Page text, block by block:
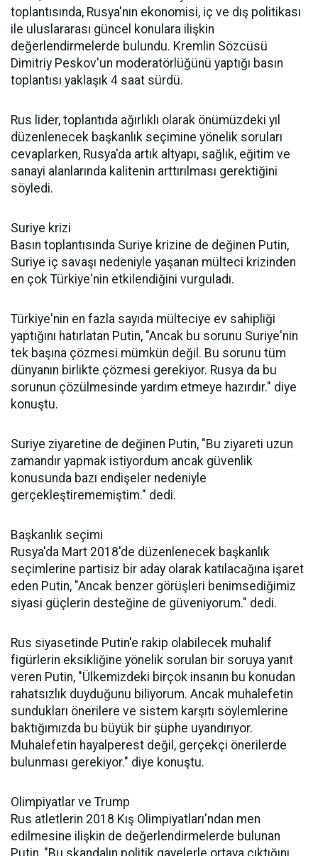
toplantısında, Rusya'nın ekonomisi, iç ve dış politikası
ile uluslararası güncel konulara ilişkin
değerlendirmelerde bulundu. Kremlin Sözcüsü
Dimitriy Peskov'un moderatörlüğünü yaptığı basın
toplantısı yaklaşık 4 saat sürdü.
Rus lider, toplantıda ağırlıklı olarak önümüzdeki yıl
düzenlenecek başkanlık seçimine yönelik soruları
cevaplarken, Rusya'da artık altyapı, sağlık, eğitim ve
sanayi alanlarında kalitenin arttırılması gerektiğini
söyledi.
Suriye krizi
Basın toplantısında Suriye krizine de değinen Putin,
Suriye iç savaşı nedeniyle yaşanan mülteci krizinden
en çok Türkiye'nin etkilendiğini vurguladı.
Türkiye'nin en fazla sayıda mülteciye ev sahipliği
yaptığını hatırlatan Putin, "Ancak bu sorunu Suriye'nin
tek başına çözmesi mümkün değil. Bu sorunu tüm
dünyanın birlikte çözmesi gerekiyor. Rusya da bu
sorunun çözülmesinde yardım etmeye hazırdır." diye
konuştu.
Suriye ziyaretine de değinen Putin, "Bu ziyareti uzun
zamandır yapmak istiyordum ancak güvenlik
konusunda bazı endişeler nedeniyle
gerçekleştirememiştim." dedi.
Başkanlık seçimi
Rusya'da Mart 2018'de düzenlenecek başkanlık
seçimlerine partisiz bir aday olarak katılacağına işaret
eden Putin, "Ancak benzer görüşleri benimsediğimiz
siyasi güçlerin desteğine de güveniyorum." dedi.
Rus siyasetinde Putin'e rakip olabilecek muhalif
figürlerin eksikliğine yönelik sorulan bir soruya yanıt
veren Putin, "Ülkemizdeki birçok insanın bu konudan
rahatsızlık duyduğunu biliyorum. Ancak muhalefetin
sundukları önerilere ve sistem karşıtı söylemlerine
baktığımızda bu büyük bir şüphe uyandırıyor.
Muhalefetin hayalperest değil, gerçekçi önerilerde
bulunması gerekiyor." diye konuştu.
Olimpiyatlar ve Trump
Rus atletlerin 2018 Kış Olimpiyatları'ndan men
edilmesine ilişkin de değerlendirmelerde bulunan
Putin, "Bu skandalın politik gayelerle ortaya çıktığını